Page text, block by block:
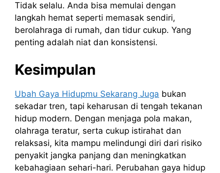
Tidak selalu. Anda bisa memulai dengan
langkah hemat seperti memasak sendiri,
berolahraga di rumah, dan tidur cukup. Yang
penting adalah niat dan konsistensi.
Kesimpulan
Ubah Gaya Hidupmu Sekarang Juga bukan
sekadar tren, tapi keharusan di tengah tekanan
hidup modern. Dengan menjaga pola makan,
olahraga teratur, serta cukup istirahat dan
relaksasi, kita mampu melindungi diri dari risiko
penyakit jangka panjang dan meningkatkan
kebahagiaan sehari-hari. Perubahan gaya hidup